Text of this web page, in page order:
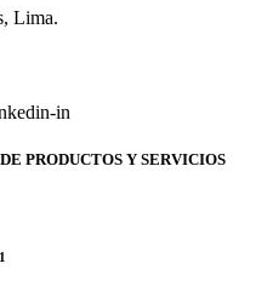
Lima.
in
PRODUCTOS Y SERVICIOS